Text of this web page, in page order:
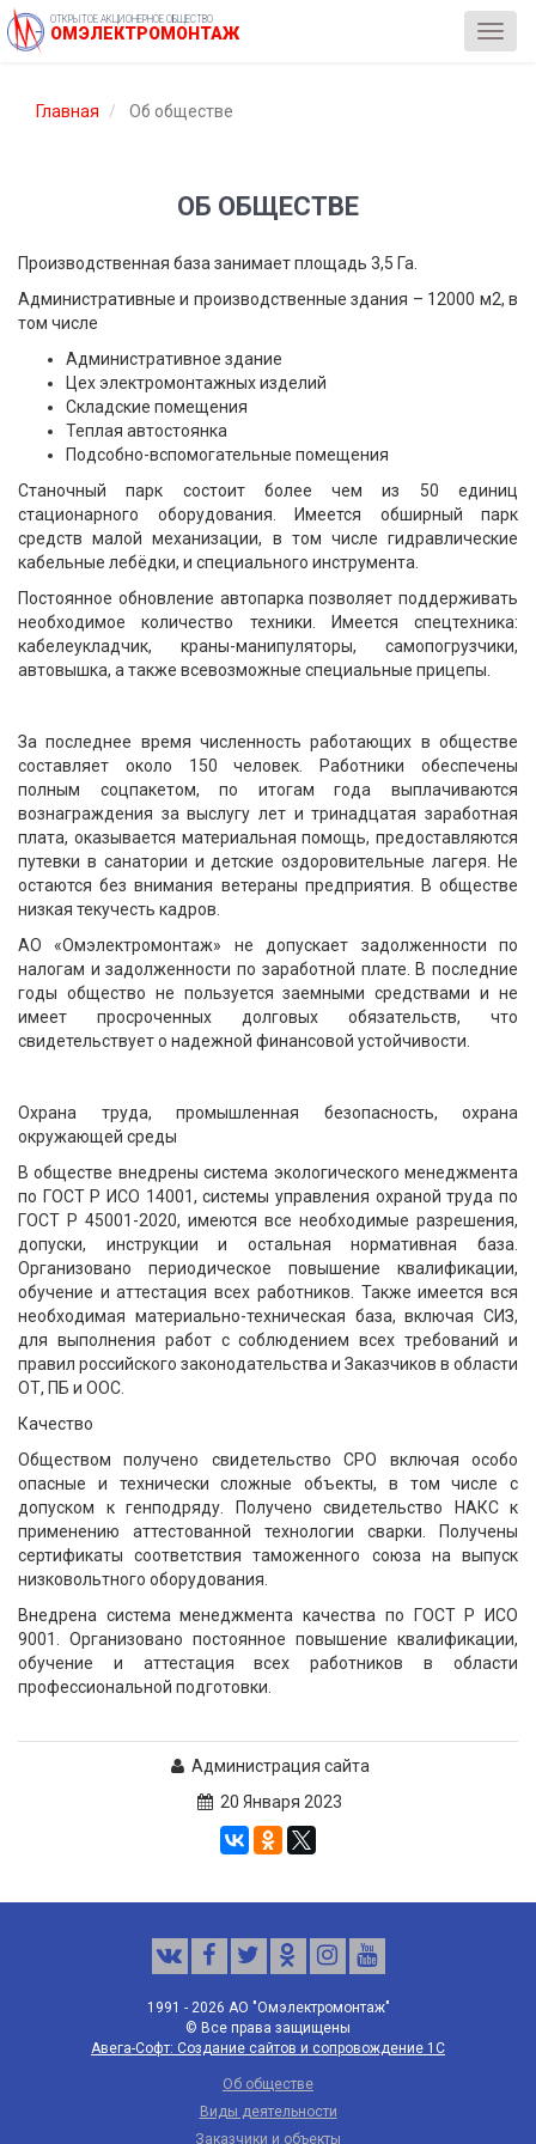
ОТКРЫТОЕ АКЦИОНЕРНОЕ ОБЩЕСТВО
ОМЭЛЕКТРОМОНТАЖ
Главная Об обществе
ОБ ОБЩЕСТВЕ
Производственная база занимает площадь 3,5 Га.
Административные и производственные здания – 12000 м2, в
том числе
Административное здание
Цех электромонтажных изделий
Складские помещения
Теплая автостоянка
Подсобно-вспомогательные помещения
Станочный парк состоит более чем из 50 единиц
стационарного оборудования. Имеется обширный парк
средств малой механизации, в том числе гидравлические
кабельные лебёдки, и специального инструмента.
Постоянное обновление автопарка позволяет поддерживать
необходимое количество техники. Имеется спецтехника:
кабелеукладчик, краны-манипуляторы, самопогрузчики,
автовышка, а также всевозможные специальные прицепы.
За последнее время численность работающих в обществе
составляет около 150 человек. Работники обеспечены
полным соцпакетом, по итогам года выплачиваются
вознаграждения за выслугу лет и тринадцатая заработная
плата, оказывается материальная помощь, предоставляются
путевки в санатории и детские оздоровительные лагеря. Не
остаются без внимания ветераны предприятия. В обществе
низкая текучесть кадров.
АО «Омэлектромонтаж» не допускает задолженности по
налогам и задолженности по заработной плате. В последние
годы общество не пользуется заемными средствами и не
имеет просроченных долговых обязательств, что
свидетельствует о надежной финансовой устойчивости.
Охрана труда, промышленная безопасность, охрана
окружающей среды
В обществе внедрены система экологического менеджмента
по ГОСТ Р ИСО 14001, системы управления охраной труда по
ГОСТ Р 45001-2020, имеются все необходимые разрешения,
допуски, инструкции и остальная нормативная база.
Организовано периодическое повышение квалификации,
обучение и аттестация всех работников. Также имеется вся
необходимая материально-техническая база, включая СИЗ,
для выполнения работ с соблюдением всех требований и
правил российского законодательства и Заказчиков в области
ОТ, ПБ и ООС.
Качество
Обществом получено свидетельство СРО включая особо
опасные и технически сложные объекты, в том числе с
допуском к генподряду. Получено свидетельство НАКС к
применению аттестованной технологии сварки. Получены
сертификаты соответствия таможенного союза на выпуск
низковольтного оборудования.
Внедрена система менеджмента качества по ГОСТ Р ИСО
9001. Организовано постоянное повышение квалификации,
обучение и аттестация всех работников в области
профессиональной подготовки.
Администрация сайта
20 Января 2023
1991 - 2026 АО "Омэлектромонтаж"
© Все права защищены
Авега-Софт: Создание сайтов и сопровождение 1С
Об обществе
Виды деятельности
Заказчики и объекты